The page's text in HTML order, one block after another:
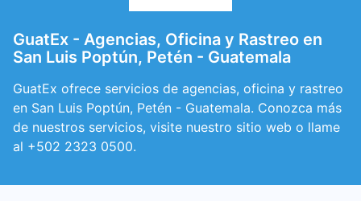
GuatEx - Agencias, Oficina y Rastreo en
San Luis Poptún, Petén - Guatemala
GuatEx ofrece servicios de agencias, oficina y rastreo
en San Luis Poptún, Petén - Guatemala. Conozca más
de nuestros servicios, visite nuestro sitio web o llame
al +502 2323 0500.